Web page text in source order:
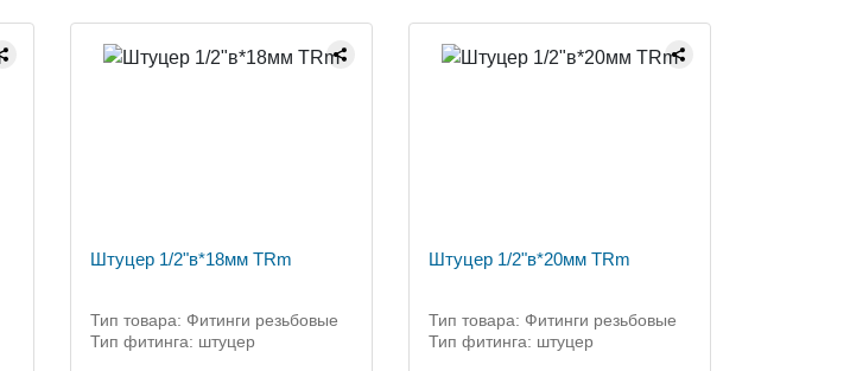
Штуцер 1/2"в*18мм TRm
Тип товара: Фитинги резьбовые
Тип фитинга: штуцер
Штуцер 1/2"в*20мм TRm
Тип товара: Фитинги резьбовые
Тип фитинга: штуцер